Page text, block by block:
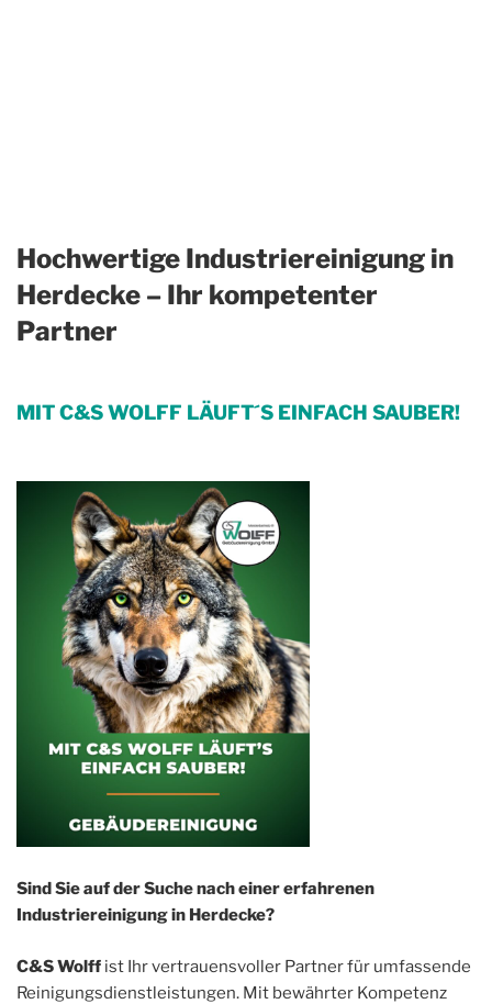
Hochwertige Industriereinigung in
Herdecke – Ihr kompetenter
Partner
MIT C&S WOLFF LÄUFT´S EINFACH SAUBER!
Sind Sie auf der Suche nach einer erfahrenen
Industriereinigung in Herdecke?
C&S Wolff ist Ihr vertrauensvoller Partner für umfassende
Reinigungsdienstleistungen. Mit bewährter Kompetenz